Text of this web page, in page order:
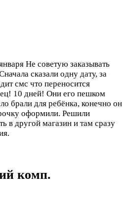
Не советую заказывать
сказали одну дату, за
смс что переносится
10 дней! Они его пешком
брали для ребёнка, конечно он
оформили. Решили
в другой магазин и там сразу
комп.